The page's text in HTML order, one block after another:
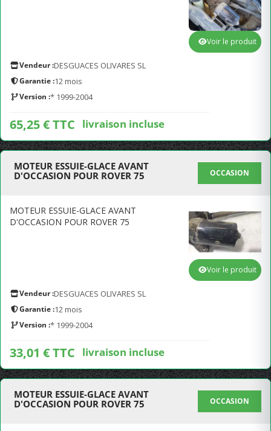
Vendeur :DESGUACES OLIVARES SL
Garantie :12 mois
Version :* 1999-2004
65,25 € TTC livraison incluse
Voir le produit
MOTEUR ESSUIE-GLACE AVANT
D'OCCASION POUR ROVER 75
OCCASION
MOTEUR ESSUIE-GLACE AVANT
D'OCCASION POUR ROVER 75
Vendeur :DESGUACES OLIVARES SL
Garantie :12 mois
Version :* 1999-2004
33,01 € TTC livraison incluse
Voir le produit
MOTEUR ESSUIE-GLACE AVANT
D'OCCASION POUR ROVER 75
OCCASION